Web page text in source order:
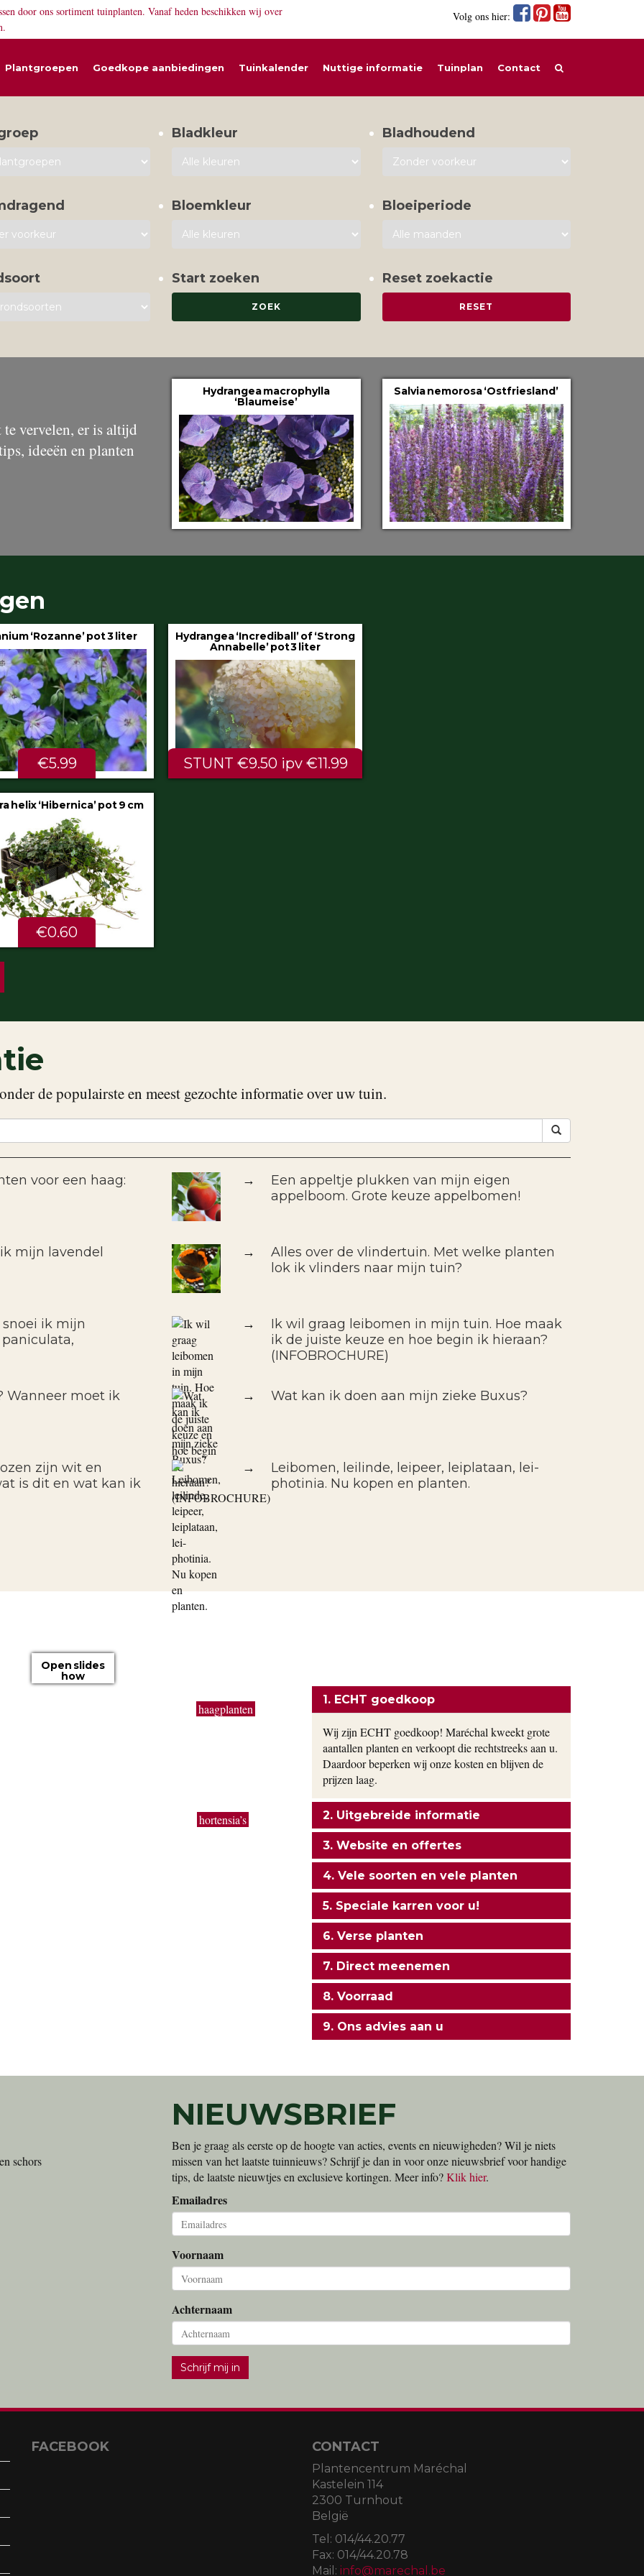
door ons sortiment tuinplanten. Vanaf heden beschikken wij over
Volg ons hier:
Plantgroepen Goedkope aanbiedingen Tuinkalender Nuttige informatie Tuinplan Contact
Bladkleur Bladhoudend
Bloemkleur Bloeiperiode
Start zoeken Reset zoekactie
vervelen, er is altijd
ideeën en planten
Hydrangea macrophylla
‘Blaumeise’
Salvia nemorosa ‘Ostfriesland’
‘Incrediball’ of ‘Strong
Annabelle’ pot 3 liter
€9.50 ipv €11.99
Klimop aan stok pot 1.5 liter
80/100 cm
ALTIJD LAAG €2.50
de populairste en meest gezochte informatie over uw tuin.
voor een haag:
→
Een appeltje plukken van mijn eigen
appelboom. Grote keuze appelbomen!
mijn lavendel
→
Alles over de vlindertuin. Met welke planten
lok ik vlinders naar mijn tuin?
snoei ik mijn
paniculata,
→
Ik wil graag leibomen in mijn tuin. Hoe maak
ik de juiste keuze en hoe begin ik hieraan?
(INFOBROCHURE)
Wanneer moet ik
→ Wat kan ik doen aan mijn zieke Buxus?
zijn wit en
is dit en wat kan ik
→
Leibomen, leilinde, leipeer, leiplataan, lei-
photinia. Nu kopen en planten.
Open slides
how
haagplanten
hortensia’s
1. ECHT goedkoop
Wij zijn ECHT goedkoop! Maréchal kweekt grote
aantallen planten en verkoopt die rechtstreeks aan u.
Daardoor beperken wij onze kosten en blijven de
prijzen laag.
2. Uitgebreide informatie
3. Website en offertes
4. Vele soorten en vele planten
5. Speciale karren voor u!
6. Verse planten
7. Direct meenemen
8. Voorraad
9. Ons advies aan u
schors
NIEUWSBRIEF
Ben je graag als eerste op de hoogte van acties, events en nieuwigheden? Wil je niets
missen van het laatste tuinnieuws? Schrijf je dan in voor onze nieuwsbrief voor handige
tips, de laatste nieuwtjes en exclusieve kortingen. Meer info?Klik hier.
Emailadres
Voornaam
Achternaam
Schrijf mij in
FACEBOOK CONTACT
Plantencentrum Maréchal
Kastelein 114
2300 Turnhout
België
Tel: 014/44.20.77
Fax: 014/44.20.78
Mail: info@marechal.be